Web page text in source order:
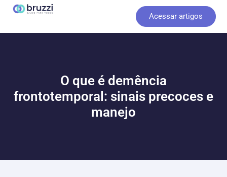
o
Acessar artigos
O que é demência
frontotemporal: sinais precoces e
manejo